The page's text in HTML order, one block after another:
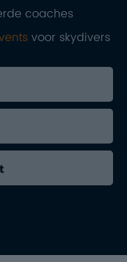
coaches
voor skydivers